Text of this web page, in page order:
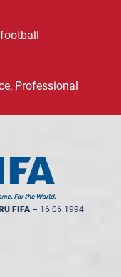
Professional
FIFA -- 16.06.1994